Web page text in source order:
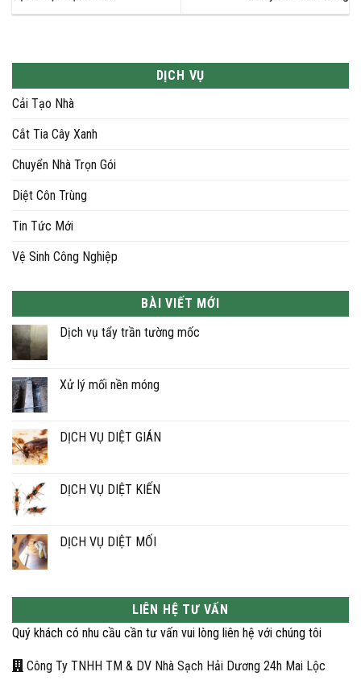
DỊCH VỤ
Cải Tạo Nhà
Cắt Tia Cây Xanh
Chuyển Nhà Trọn Gói
Diệt Côn Trùng
Tin Tức Mới
Vệ Sinh Công Nghiệp
BÀI VIẾT MỚI
Dịch vụ tẩy trần tường mốc
luận
ở
trần
tường
Xử lý mối nền móng
luận
ở
nền
móng
DỊCH VỤ DIỆT GIÁN
luận
ở
GIÁN
DỊCH VỤ DIỆT KIẾN
luận
ởDỊCH VỤ DIỆT MỐI
ở
VỤ
DIỆT
LIÊN HỆ TƯ VẤN
Quý khách có nhu cầu cần tư vấn vui lòng liên hệ với chúng tôi
Công Ty TNHH TM & DV Nhà Sạch Hải Dương 24h Mai Lộc